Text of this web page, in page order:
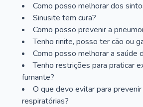
Como posso melhorar dos
Sinusite tem cura?
Como posso prevenir a
Tenho rinite, posso ter cão ou
Como posso melhorar a saúde
Tenho restrições para praticar
fumante?
O que devo evitar para
respiratórias?